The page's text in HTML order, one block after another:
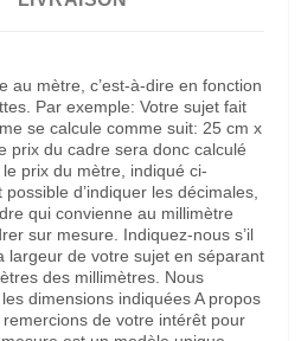
au mètre, c’est-à-dire en fonction
Par exemple: Votre sujet fait
se calcule comme suit: 25 cm x
prix du cadre sera donc calculé
prix du mètre, indiqué ci-
d’indiquer les décimales,
qui convienne au millimètre
sur mesure. Indiquez-nous s’il
largeur de votre sujet en séparant
des millimètres. Nous
dimensions indiquées A propos
de votre intérêt pour